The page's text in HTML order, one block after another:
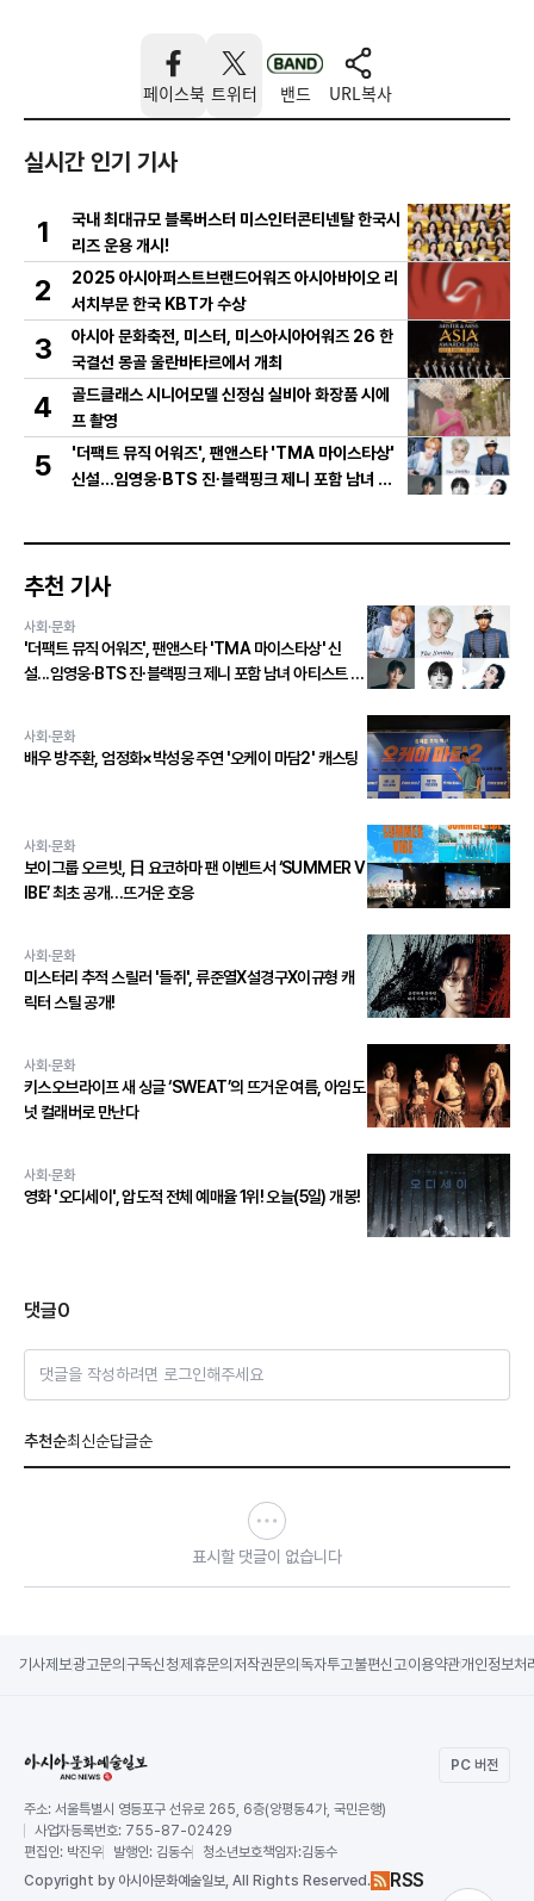
페이스북 트위터 밴드 URL복사
실시간 인기 기사
1
국내 최대규모 블록버스터 미스인터콘티넨탈 한국시
리즈 운용 개시!
2
2025 아시아퍼스트브랜드어워즈 아시아바이오 리
서치부문 한국 KBT가 수상
3
아시아 문화축전, 미스터, 미스아시아어워즈 26 한
국결선 몽골 울란바타르에서 개최
4
골드클래스 시니어모델 신정심 실비아 화장품 시에
프 촬영
5
'더팩트 뮤직 어워즈', 팬앤스타 'TMA 마이스타상'
신설...임영웅∙BTS 진∙블랙핑크 제니 포함 남녀 아
추천 기사
사회·문화
'더팩트 뮤직 어워즈', 팬앤스타 'TMA 마이스타상' 신
설...임영웅∙BTS 진∙블랙핑크 제니 포함 남녀 아티스트 상
사회·문화
배우 방주환, 엄정화×박성웅 주연 '오케이 마담2' 캐스팅
사회·문화
보이그룹 오르빗, 日 요코하마 팬 이벤트서 ‘SUMMER V
IBE’ 최초 공개…뜨거운 호응
사회·문화
미스터리 추적 스릴러 '들쥐', 류준열X설경구X이규형 캐
릭터 스틸 공개!
사회·문화
키스오브라이프 새 싱글 ‘SWEAT’의 뜨거운 여름, 아임도
넛 컬래버로 만난다
사회·문화
영화 '오디세이', 압도적 전체 예매율 1위! 오늘(5일) 개봉!
댓글0
댓글을 작성하려면 로그인해주세요
추천순최신순답글순
표시할 댓글이 없습니다
기사제보광고문의 구독신청제휴문의 저작권문의 독자투고불편신고이용약관개인정보처
PC 버전
주소: 서울특별시 영등포구 선유로 265, 6층(양평동4가, 국민은행)
사업자등록번호: 755-87-02429
편집인: 박진우 발행인: 김동수 청소년보호책임자:김동수
Copyright by 아시아문화예술일보, All Rights Reserved. RSS